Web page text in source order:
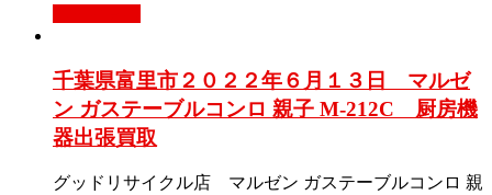
千葉県富里市２０２２年６月１３日 マルゼ
ン ガステーブルコンロ 親子 M-212C 厨房機
器出張買取
グッドリサイクル店 マルゼン ガステーブルコンロ 親